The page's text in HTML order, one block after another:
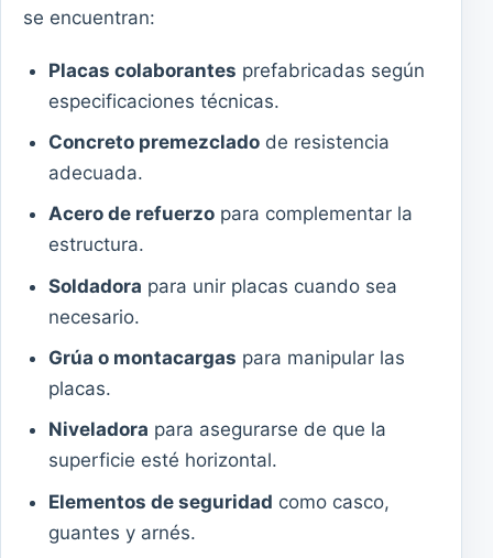
se encuentran:
Placas colaborantes prefabricadas según
especificaciones técnicas.
Concreto premezcladode resistencia
adecuada.
Acero de refuerzopara complementar la
estructura.
Soldadora para unir placas cuando sea
necesario.
Grúa o montacargas para manipular las
placas.
Niveladora para asegurarse de que la
superficie esté horizontal.
Elementos de seguridad como casco,
guantes y arnés.